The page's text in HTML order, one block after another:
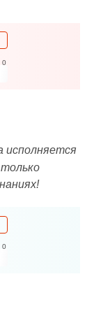
0
исполняется
0